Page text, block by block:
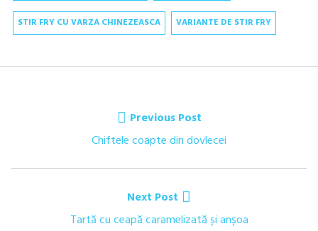
STIR FRY CU VARZA CHINEZEASCA VARIANTE DE STIR FRY
articole
Previous Post
Previous
Chiftele coapte din dovlecei
Next Post
Next
Tartă cu ceapă caramelizată și anșoa